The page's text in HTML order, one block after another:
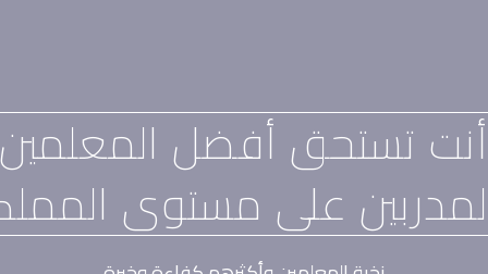
تستحق أفضل
على مستوى